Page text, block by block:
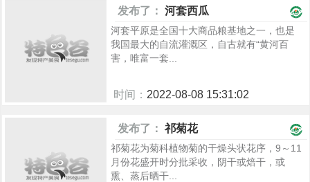
发布了： 河套西瓜
河套平原是全国十大商品粮基地之一，也是
我国最大的自流灌溉区，自古就有“黄河百
害，唯富一套...
时间： 2022-08-08 15:31:02
发布了： 祁菊花
祁菊花为菊科植物菊的干燥头状花序，9～11
月份花盛开时分批采收，阴干或焙干，或
熏、蒸后晒干...